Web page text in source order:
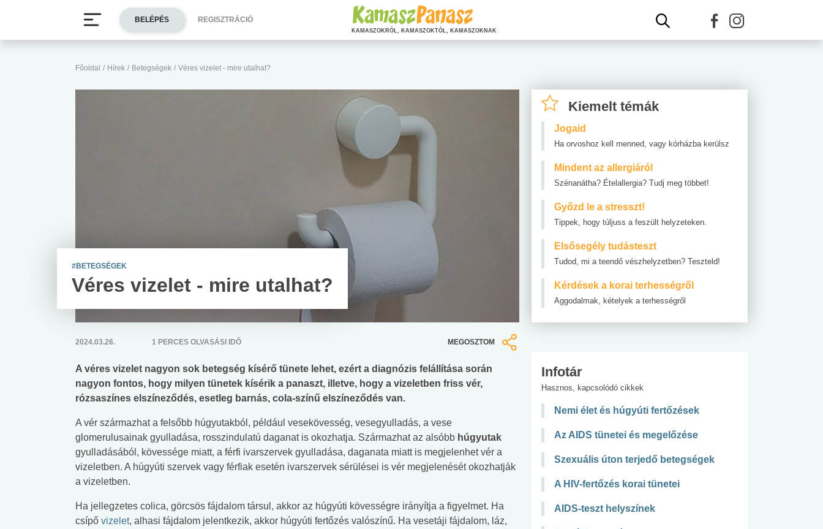
Főoldal / Hírek / Betegségek / Véres vizelet - mire utalhat?
#BETEGSÉGEK
Véres vizelet - mire utalhat?
2024.03.26. 1 PERCES OLVASÁSI IDŐ MEGOSZTOM
A véres vizelet nagyon sok betegség kísérő tünete lehet, ezért a diagnózis felállítása során
nagyon fontos, hogy milyen tünetek kísérik a panaszt, illetve, hogy a vizeletben friss vér,
rózsaszínes elszíneződés, esetleg barnás, cola-színű elszíneződés van.
A vér származhat a felsőbb húgyutakból, például vesekövesség, vesegyulladás, a vese
glomerulusainak gyulladása, rosszindulatú daganat is okozhatja. Származhat az alsóbb húgyutak
gyulladásából, kövessége miatt, a férfi ivarszervek gyulladása, daganata miatt is megjelenhet vér a
vizeletben. A húgyúti szervek vagy férfiak esetén ivarszervek sérülései is vér megjelenését okozhatják
a vizeletben.
Ha jellegzetes colica, görcsös fájdalom társul, akkor az húgyúti kövességre irányítja a figyelmet. Ha
csípő vizelet, alhasi fájdalom jelentkezik, akkor húgyúti fertőzés valószínű. Ha vesetáji fájdalom, láz,
Kiemelt témák
Jogaid
Ha orvoshoz kell menned, vagy kórházba kerülsz
Mindent az allergiáról
Szénanátha? Ételallergia? Tudj meg többet!
Győzd le a stresszt!
Tippek, hogy túljuss a feszült helyzeteken.
Elsősegély tudásteszt
Tudod, mi a teendő vészhelyzetben? Teszteld!
Kérdések a korai terhességről
Aggodalmak, kételyek a terhességről
Infotár
Hasznos, kapcsolódó cikkek
Nemi élet és húgyúti fertőzések
Az AIDS tünetei és megelőzése
Szexuális úton terjedő betegségek
A HIV-fertőzés korai tünetei
AIDS-teszt helyszínek
BELÉPÉS REGISZTRÁCIÓ
KAMASZOKRÓL, KAMASZOKTÓL, KAMASZOKNAK